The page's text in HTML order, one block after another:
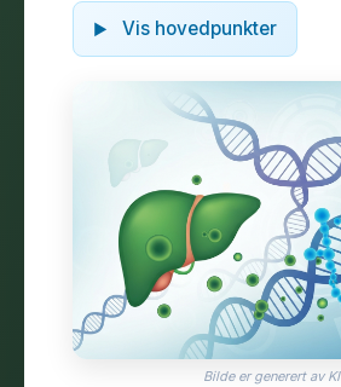
Vis hovedpunkter
Bilde er generert av KI